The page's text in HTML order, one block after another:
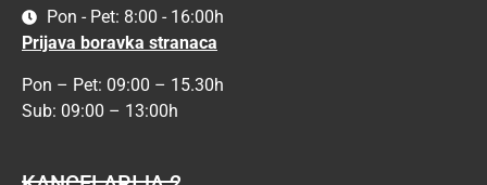
Pon - Pet: 8:00 - 16:00h
Prijava boravka stranaca
Pon – Pet: 09:00 – 15.30h
Sub: 09:00 – 13:00h